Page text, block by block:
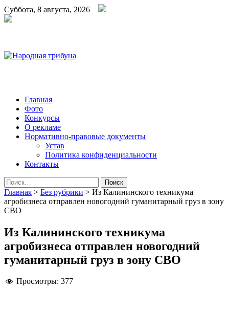
Суббота, 8 августа, 2026
Народная трибуна
Калининская районная газета
Главная
Фото
Конкурсы
О рекламе
Нормативно-правовые документы
Устав
Политика конфиденциальности
Контакты
Найти:
Главная > Без рубрики > Из Калининского техникума
агробизнеса отправлен новогодний гуманитарный груз в зону
СВО
Из Калининского техникума
агробизнеса отправлен новогодний
гуманитарный груз в зону СВО
Просмотры: 377